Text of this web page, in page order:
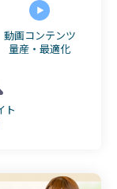
動画コンテンツ
量産・最適化
ト